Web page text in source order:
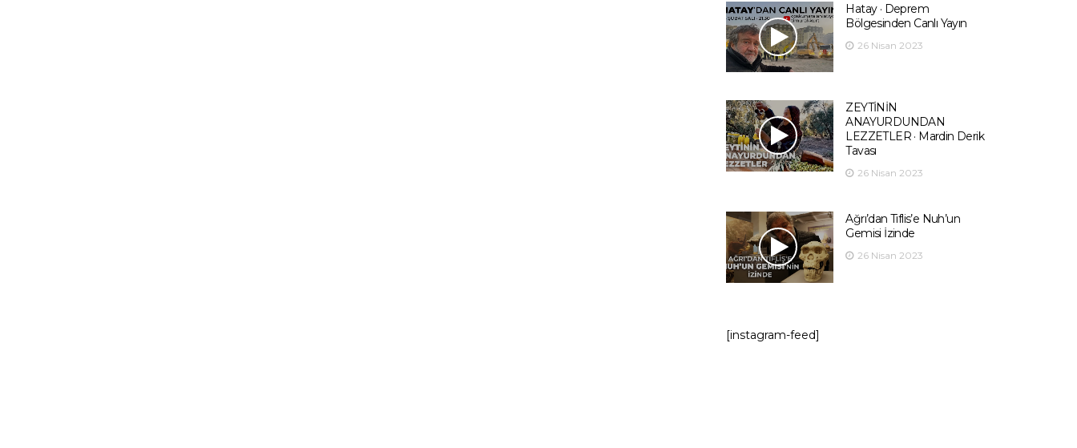
Hatay · Deprem
Bölgesinden Canlı Yayın
26 Nisan 2023
ZEYTİNİN
ANAYURDUNDAN
LEZZETLER · Mardin Derik
Tavası
26 Nisan 2023
Ağrı’dan Tiflis’e Nuh’un
Gemisi İzinde
26 Nisan 2023
[instagram-feed]